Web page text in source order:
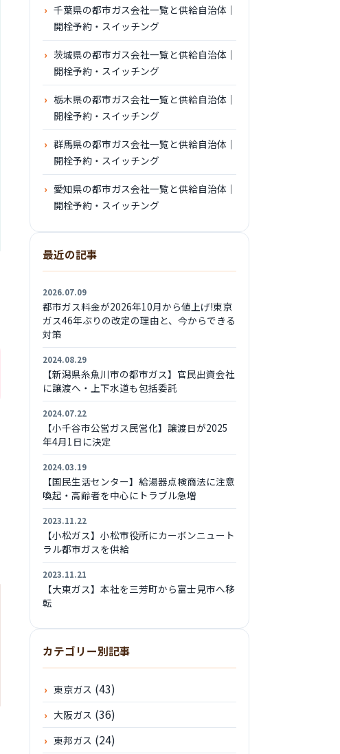
千葉県の都市ガス会社一覧と供給自治体｜
開栓予約・スイッチング
茨城県の都市ガス会社一覧と供給自治体｜
開栓予約・スイッチング
栃木県の都市ガス会社一覧と供給自治体｜
開栓予約・スイッチング
群馬県の都市ガス会社一覧と供給自治体｜
開栓予約・スイッチング
愛知県の都市ガス会社一覧と供給自治体｜
開栓予約・スイッチング
最近の記事
2026.07.09
都市ガス料金が2026年10月から値上げ!東京
ガス46年ぶりの改定の理由と、今からできる
対策
2024.08.29
【新潟県糸魚川市の都市ガス】官民出資会社
に譲渡へ・上下水道も包括委託
2024.07.22
【小千谷市公営ガス民営化】譲渡日が2025
年4月1日に決定
2024.03.19
【国民生活センター】給湯器点検商法に注意
喚起・高齢者を中心にトラブル急増
2023.11.22
【小松ガス】小松市役所にカーボンニュート
ラル都市ガスを供給
2023.11.21
【大東ガス】本社を三芳町から富士見市へ移
転
カテゴリー別記事
東京ガス (43)
大阪ガス (36)
東邦ガス (24)